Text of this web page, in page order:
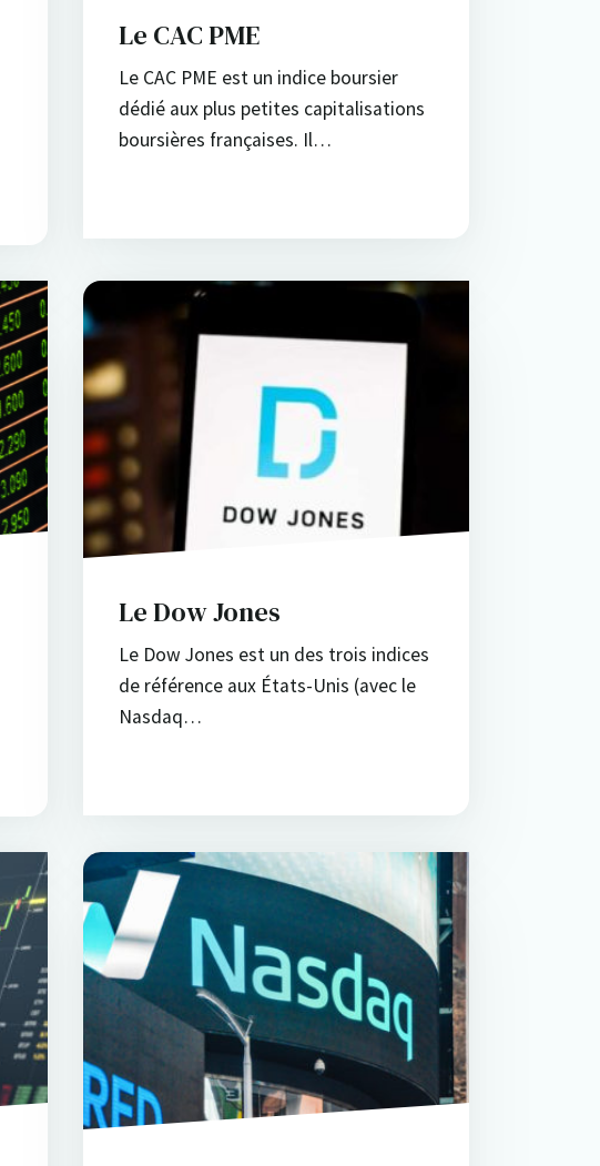
Le CAC PME
Le CAC PME est un indice boursier
dédié aux plus petites capitalisations
boursières françaises. Il…
Le Dow Jones
Le Dow Jones est un des trois indices
de référence aux États-Unis (avec le
Nasdaq…